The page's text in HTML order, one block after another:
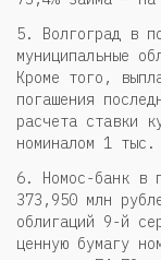
5. Волгоград в
муниципальные
Кроме того,
погашения
расчета ставки
номиналом 1
6. Номос-банк в
373,950 млн
облигаций 9-й
ценную бумагу